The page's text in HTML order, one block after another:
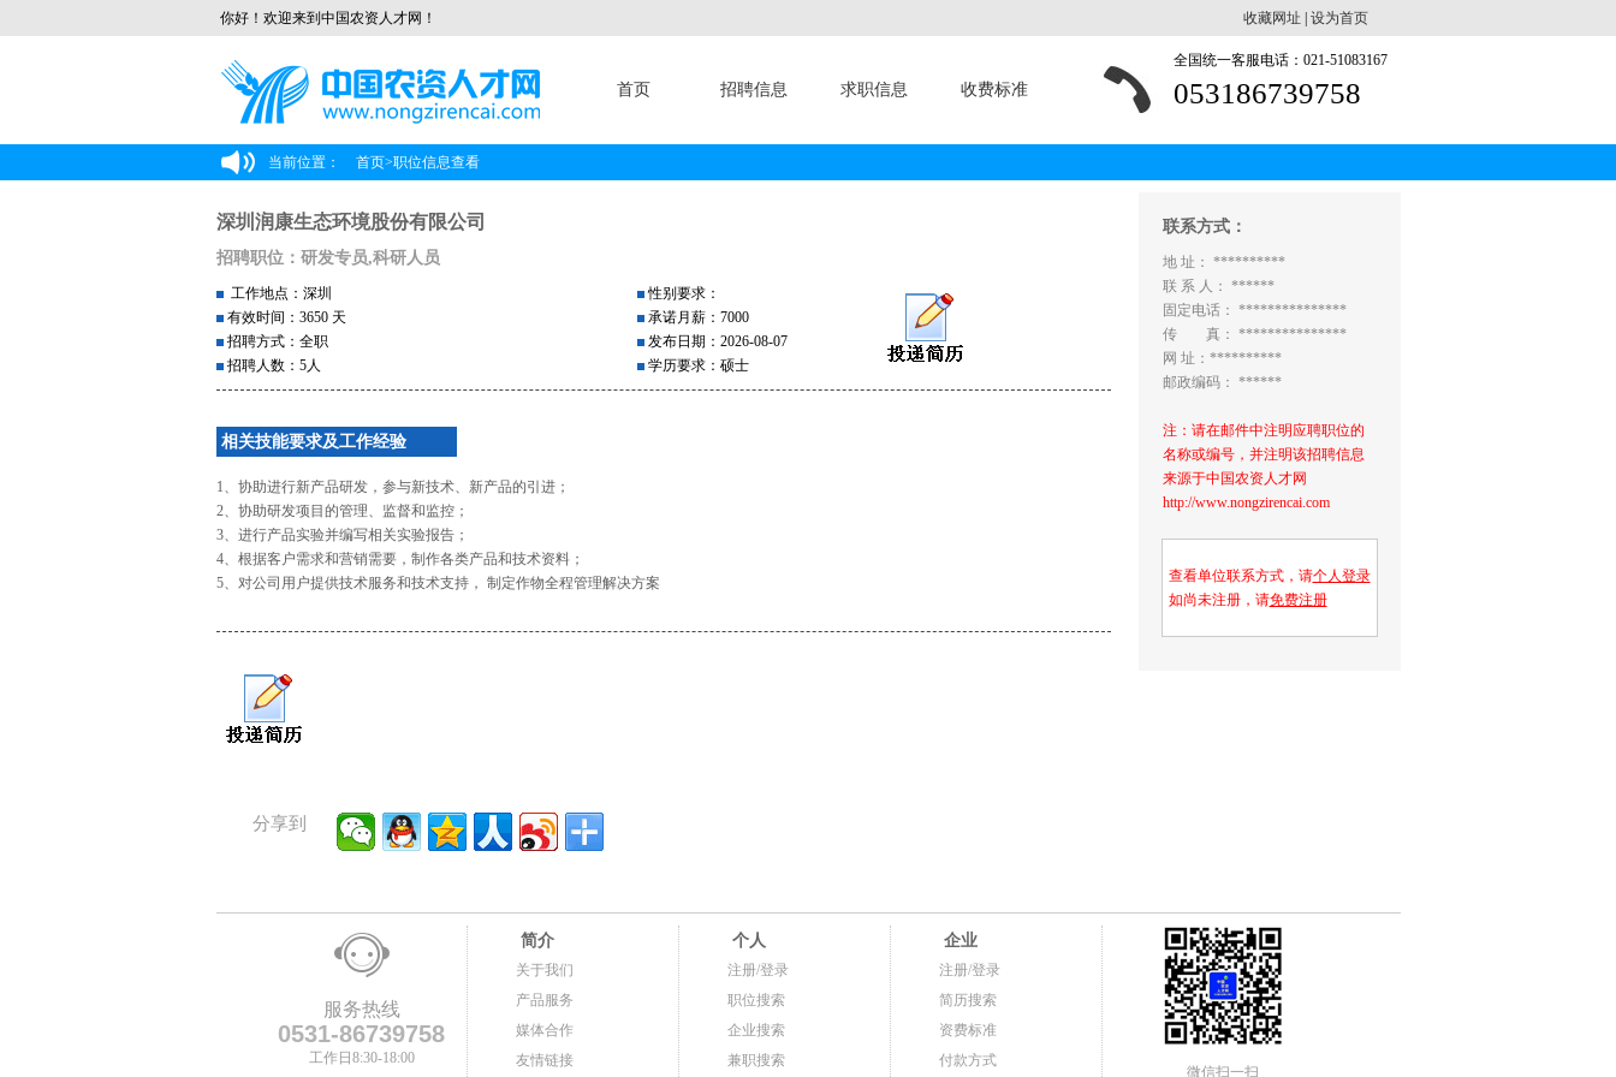
你好！欢迎来到中国农资人才网！ 收藏网址 设为首页
首页 招聘信息 求职信息 收费标准
全国统一客服电话：021-51083167
053186739758
当前位置： 首页>职位信息查看
深圳润康生态环境股份有限公司
招聘职位：研发专员,科研人员
工作地点：深圳
有效时间：3650 天
招聘方式：全职
招聘人数：5人
性别要求：
承诺月薪：7000
发布日期：2026-08-07
学历要求：硕士
相关技能要求及工作经验
1、协助进行新产品研发，参与新技术、新产品的引进；
2、协助研发项目的管理、监督和监控；
3、进行产品实验并编写相关实验报告；
4、根据客户需求和营销需要，制作各类产品和技术资料；
5、对公司用户提供技术服务和技术支持， 制定作物全程管理解决方案
分享到
联系方式：
地 址： **********
联 系 人： ******
固定电话： ***************
传 真： ***************
网 址：**********
邮政编码： ******
注：请在邮件中注明应聘职位的
名称或编号，并注明该招聘信息
来源于中国农资人才网
http://www.nongzirencai.com
查看单位联系方式，请个人登录
如尚未注册，请免费注册
服务热线
0531-86739758
工作日8:30-18:00
简介
关于我们
产品服务
媒体合作
友情链接
个人
注册/登录
职位搜索
企业搜索
兼职搜索
企业
注册/登录
简历搜索
资费标准
付款方式
微信扫一扫